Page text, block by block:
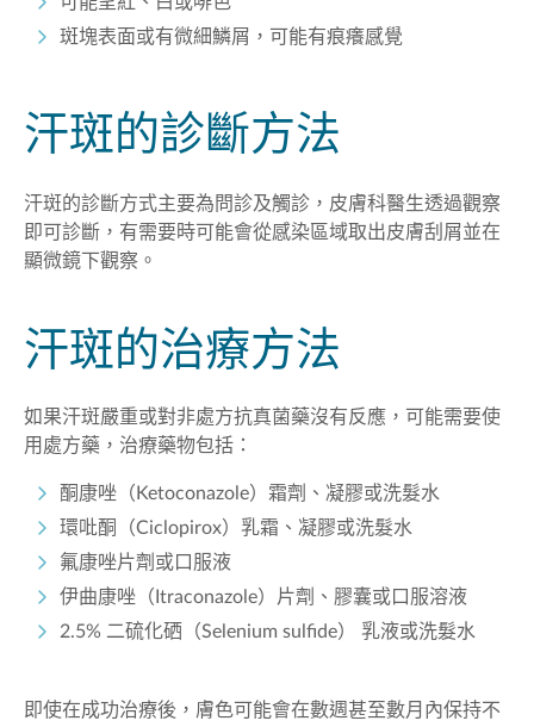
斑塊表面或有微細鱗屑，可能有痕癢感覺
汗斑的診斷方法
汗斑的診斷方式主要為問診及觸診，皮膚科醫生透過觀察
即可診斷，有需要時可能會從感染區域取出皮膚刮屑並在
顯微鏡下觀察。
汗斑的治療方法
如果汗斑嚴重或對非處方抗真菌藥沒有反應，可能需要使
用處方藥，治療藥物包括：
酮康唑（Ketoconazole）霜劑、凝膠或洗髮水
環吡酮（Ciclopirox）乳霜、凝膠或洗髮水
氟康唑片劑或口服液
伊曲康唑（Itraconazole）片劑、膠囊或口服溶液
2.5% 二硫化硒（Selenium sulfide） 乳液或洗髮水
即使在成功治療後，膚色可能會在數週甚至數月內保持不